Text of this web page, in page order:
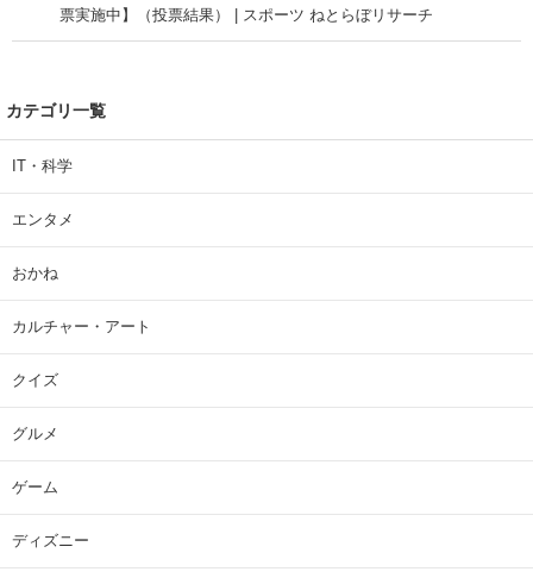
票実施中】（投票結果） | スポーツ ねとらぼリサーチ
カテゴリ一覧
IT・科学
エンタメ
おかね
カルチャー・アート
クイズ
グルメ
ゲーム
ディズニー